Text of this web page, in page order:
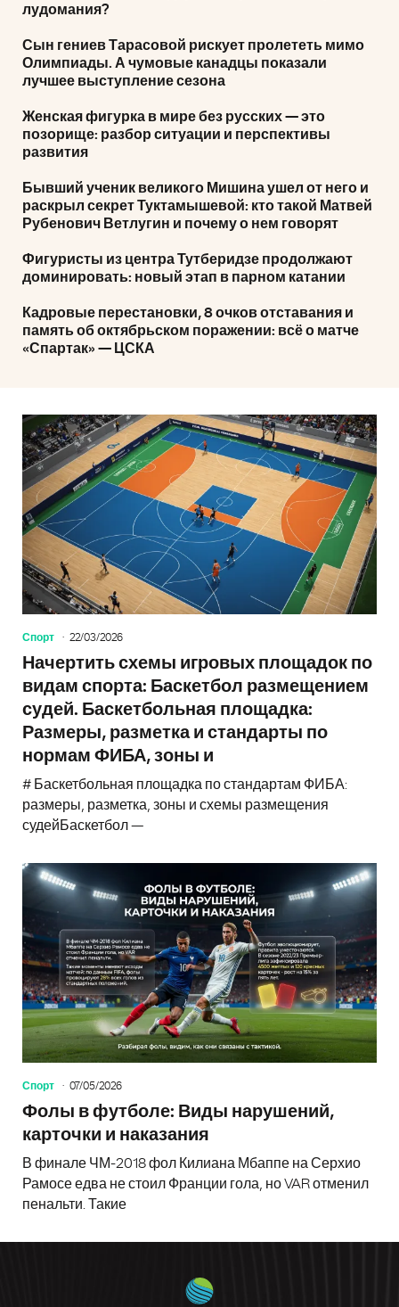
лудомания?
Сын гениев Тарасовой рискует пролететь мимо
Олимпиады. А чумовые канадцы показали
лучшее выступление сезона
Женская фигурка в мире без русских — это
позорище: разбор ситуации и перспективы
развития
Бывший ученик великого Мишина ушел от него и
раскрыл секрет Туктамышевой: кто такой Матвей
Рубенович Ветлугин и почему о нем говорят
Фигуристы из центра Тутберидзе продолжают
доминировать: новый этап в парном катании
Кадровые перестановки, 8 очков отставания и
память об октябрьском поражении: всё о матче
«Спартак» — ЦСКА
Спорт 22/03/2026
Начертить схемы игровых площадок по
видам спорта: Баскетбол размещением
судей. Баскетбольная площадка:
Размеры, разметка и стандарты по
нормам ФИБА, зоны и
# Баскетбольная площадка по стандартам ФИБА:
размеры, разметка, зоны и схемы размещения
судейБаскетбол —
Спорт 07/05/2026
Фолы в футболе: Виды нарушений,
карточки и наказания
В финале ЧМ-2018 фол Килиана Мбаппе на Серхио
Рамосе едва не стоил Франции гола, но VAR отменил
пенальти. Такие